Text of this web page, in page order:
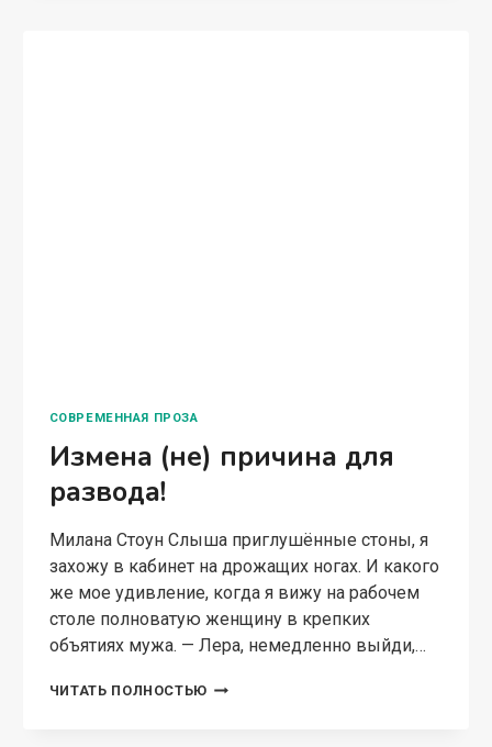
СОВРЕМЕННАЯ ПРОЗА
Измена (не) причина для
развода!
Милана Стоун Слыша приглушённые стоны, я
захожу в кабинет на дрожащих ногах. И какого
же мое удивление, когда я вижу на рабочем
столе полноватую женщину в крепких
объятиях мужа. — Лера, немедленно выйди,…
ЧИТАТЬ ПОЛНОСТЬЮ ИЗМЕНА